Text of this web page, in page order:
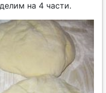
на 4 части.